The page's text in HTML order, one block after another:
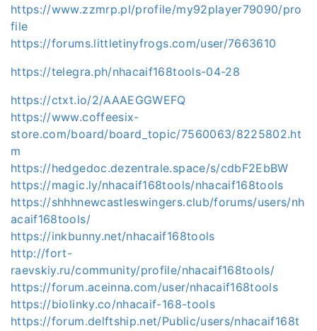
https://www.zzmrp.pl/profile/my92player79090/pro
file
https://forums.littletinyfrogs.com/user/7663610
https://telegra.ph/nhacaif168tools-04-28
https://ctxt.io/2/AAAEGGWEFQ
https://www.coffeesix-
store.com/board/board_topic/7560063/8225802.ht
m
https://hedgedoc.dezentrale.space/s/cdbF2EbBW
https://magic.ly/nhacaif168tools/nhacaif168tools
https://shhhnewcastleswingers.club/forums/users/nh
acaif168tools/
https://inkbunny.net/nhacaif168tools
http://fort-
raevskiy.ru/community/profile/nhacaif168tools/
https://forum.aceinna.com/user/nhacaif168tools
https://biolinky.co/nhacaif-168-tools
https://forum.delftship.net/Public/users/nhacaif168t